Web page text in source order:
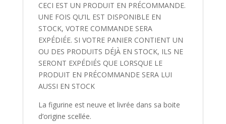
CECI EST UN PRODUIT EN PRÉCOMMANDE.
UNE FOIS QU’IL EST DISPONIBLE EN
STOCK, VOTRE COMMANDE SERA
EXPÉDIÉE. SI VOTRE PANIER CONTIENT UN
OU DES PRODUITS DÉJÀ EN STOCK, ILS NE
SERONT EXPÉDIÉS QUE LORSQUE LE
PRODUIT EN PRÉCOMMANDE SERA LUI
AUSSI EN STOCK
La figurine est neuve et livrée dans sa boite
d’origine scellée.